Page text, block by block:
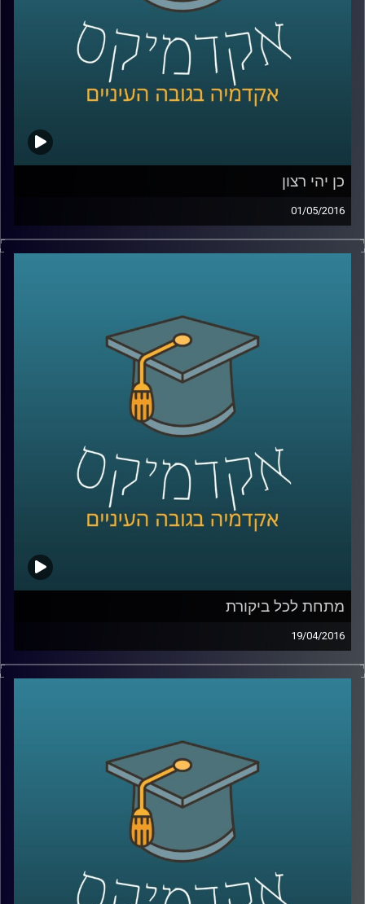
כן יהי רצון
01/05/2016
דוקטור דניאל לוי, פסיכולוג קוגנטיבי, חוקר
שנתחיל להכיר בסתירות הקוגנטיביות שבתוכנו,
ויש לא מעט. סוגיית הרצון החופשי וסוגיית
הענישה הן דוגמאות הממחישות סתירות
אלה. היו הוגנים והשיבו תשובות עומק על שתי
השאלות הבאות בטרם תאזינו לתכנית: באיזו
מידה אתם אנשים בעלי רצון חופשי וחופש
בחירה? האם אתם מאמינים בענישה ומאילו
טעמים? עכשיו– Play!
קרדיט תמונות:AudioVersity
מתחת לכל ביקורת
19/04/2016
אוהבים ביקורת? ביקורתיים כלפי עצמכם או
פרופסור תמר שגיא חוקרת יחסים בין קבוצות,
והפעם מתמקדת בשאלת השפעתה של ביקורת
על הקבוצה המבקרת, על הקבוצה המבוקרת
ועל קבוצות חיצוניות לסכסוך .
AudioVersity